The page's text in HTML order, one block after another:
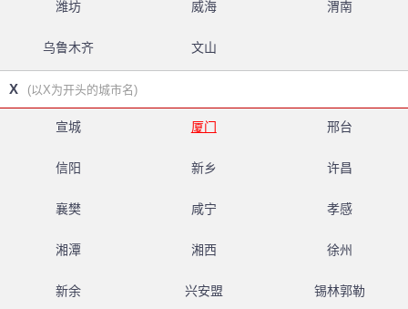
潍坊 威海 渭南
乌鲁木齐 文山
X (以X为开头的城市名)
宣城 厦门 邢台
信阳 新乡 许昌
襄樊 咸宁 孝感
湘潭 湘西 徐州
新余 兴安盟 锡林郭勒